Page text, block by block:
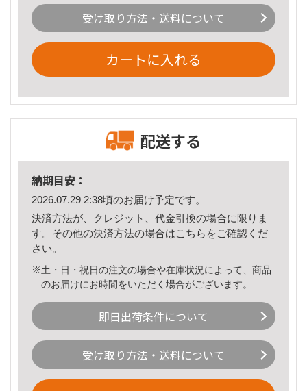
受け取り方法・送料について
カートに入れる
配送する
納期目安：
2026.07.29 2:38頃のお届け予定です。
決済方法が、クレジット、代金引換の場合に限りま
す。その他の決済方法の場合はこちら をご確認くだ
さい。
※土・日・祝日の注文の場合や在庫状況によって、商品
のお届けにお時間をいただく場合がございます。
即日出荷条件について
受け取り方法・送料について